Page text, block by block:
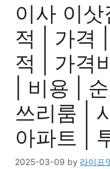
이사 이
적 | 가격
적 | 가격
| 비용 |
쓰리룸 |
아파트 |
2025-03-09 by 라이프